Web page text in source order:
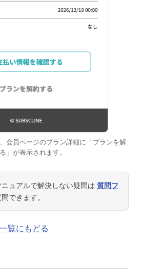
会員ページのプラン詳細に「プランを解
」が表示されます。
ニュアルで解決しない疑問は 質問フ
できます。
覧にもどる